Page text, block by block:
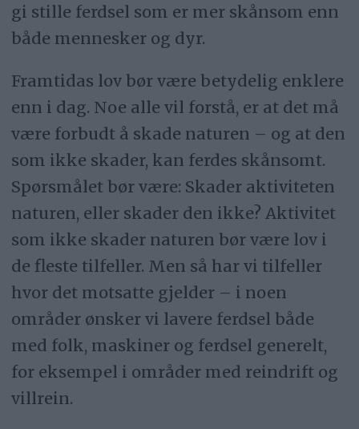
gi stille ferdsel som er mer skånsom enn
både mennesker og dyr.
Framtidas lov bør være betydelig enklere
enn i dag. Noe alle vil forstå, er at det må
være forbudt å skade naturen – og at den
som ikke skader, kan ferdes skånsomt.
Spørsmålet bør være: Skader aktiviteten
naturen, eller skader den ikke? Aktivitet
som ikke skader naturen bør være lov i
de fleste tilfeller. Men så har vi tilfeller
hvor det motsatte gjelder – i noen
områder ønsker vi lavere ferdsel både
med folk, maskiner og ferdsel generelt,
for eksempel i områder med reindrift og
villrein.